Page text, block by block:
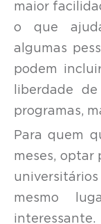
maior
o que
algumas
podem
liberdade
programas,
Para quem
meses, optar
universitários
mesmo